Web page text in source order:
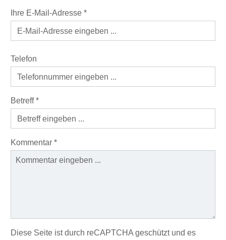
Ihre E-Mail-Adresse *
Telefon
Betreff*
Kommentar *
Diese Seite ist durch reCAPTCHA geschützt und es